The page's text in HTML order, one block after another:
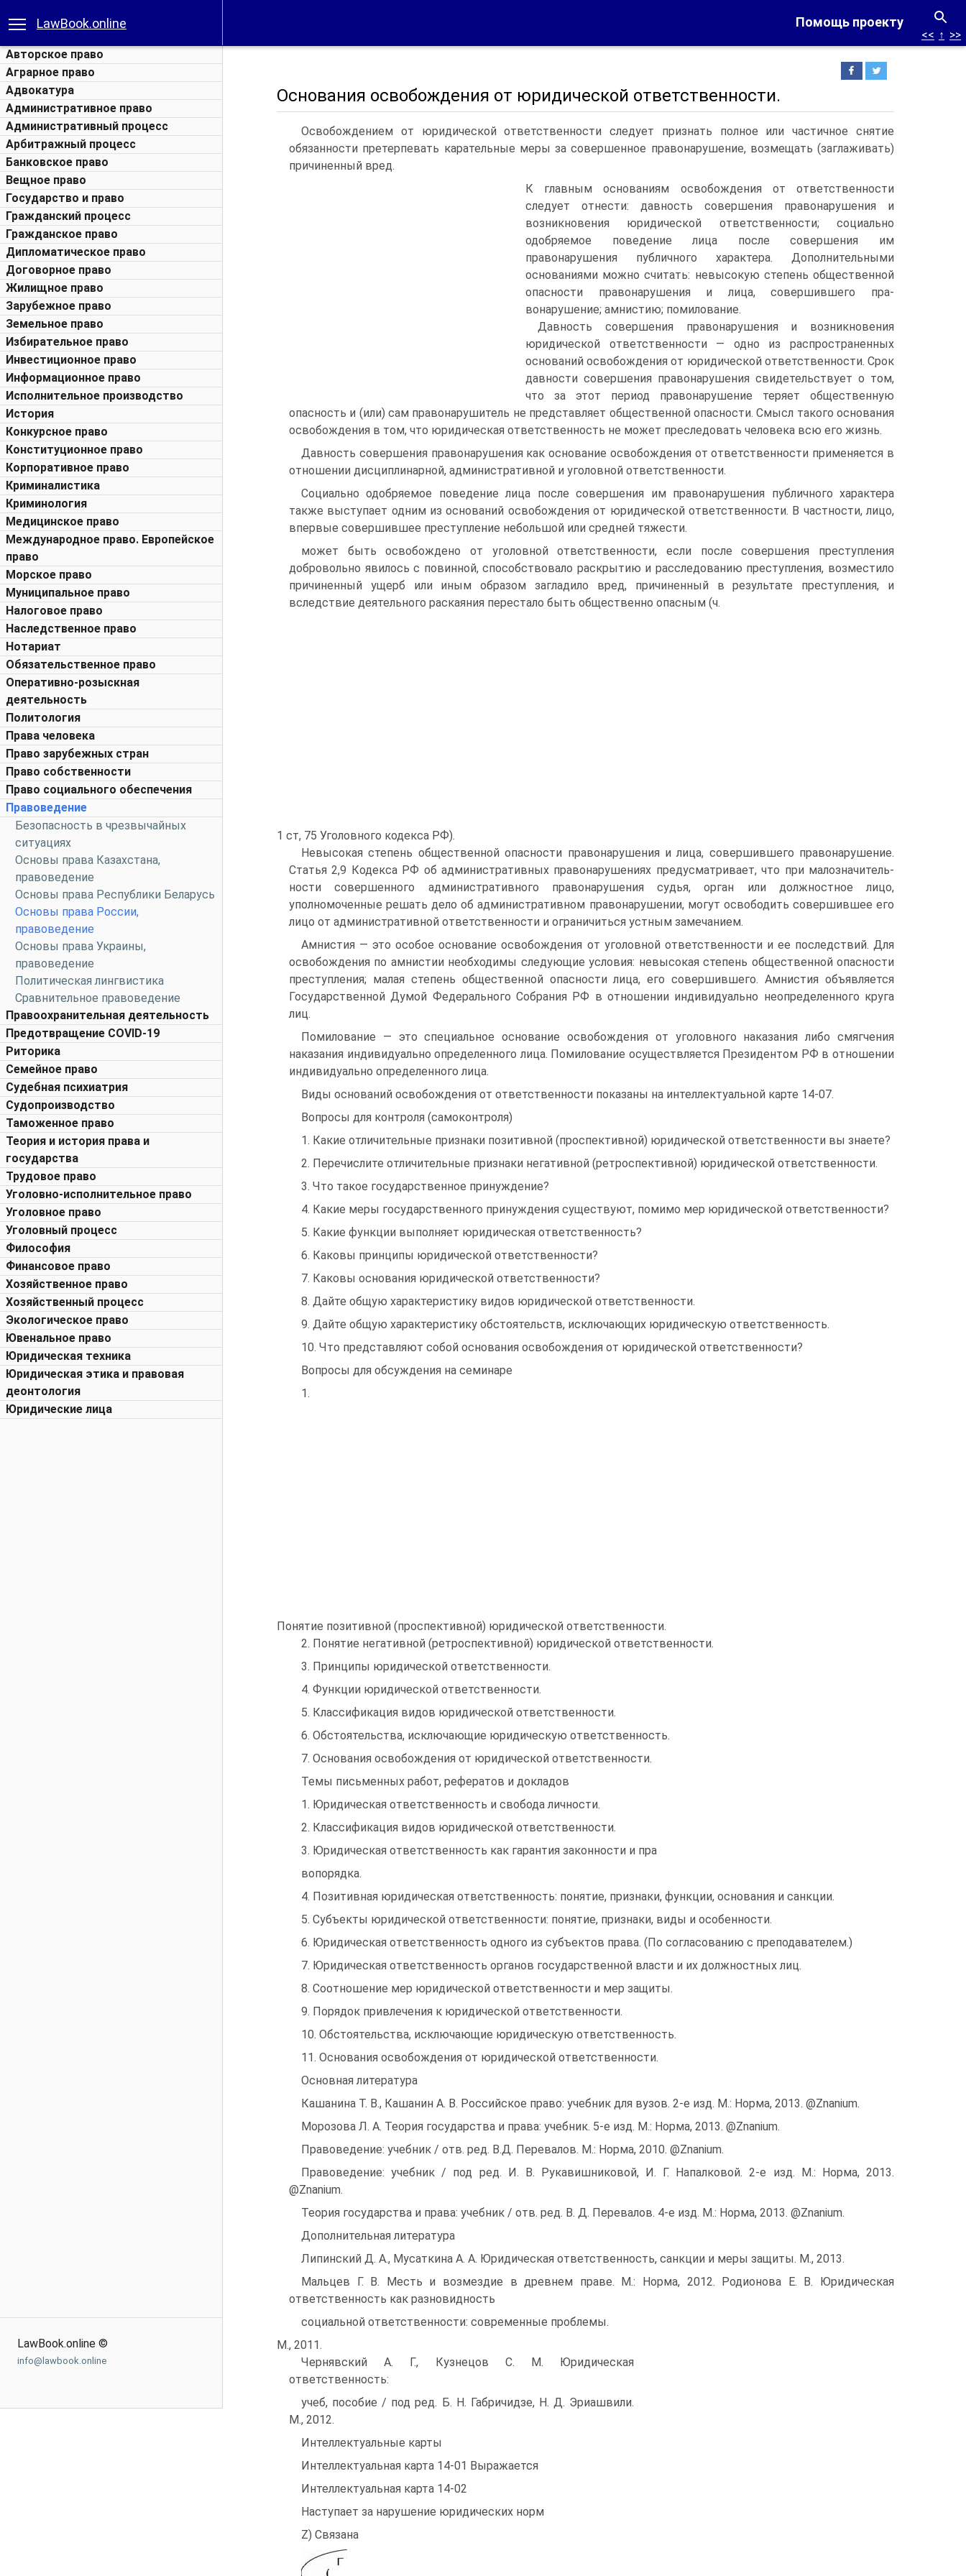
Помощь проекту
LawBook.online
Авторское право
Аграрное право
Адвокатура
Административное право
Административный процесс
Арбитражный процесс
Банковское право
Вещное право
Государство и право
Гражданский процесс
Гражданское право
Дипломатическое право
Договорное право
Жилищное право
Зарубежное право
Земельное право
Избирательное право
Инвестиционное право
Информационное право
Исполнительное производство
История
Конкурсное право
Конституционное право
Корпоративное право
Криминалистика
Криминология
Медицинское право
Международное право. Европейское
право
Морское право
Муниципальное право
Налоговое право
Наследственное право
Нотариат
Обязательственное право
Оперативно-розыскная
деятельность
Политология
Права человека
Право зарубежных стран
Право собственности
Право социального обеспечения
Правоведение
Безопасность в чрезвычайных
ситуациях
Основы права Казахстана,
правоведение
Основы права Республики Беларусь
Основы права России,
правоведение
Основы права Украины,
правоведение
Политическая лингвистика
Сравнительное правоведение
Правоохранительная деятельность
Предотвращение COVID-19
Риторика
Семейное право
Судебная психиатрия
Судопроизводство
Таможенное право
Теория и история права и
государства
Трудовое право
Уголовно-исполнительное право
Уголовное право
Уголовный процесс
Философия
Финансовое право
Хозяйственное право
Хозяйственный процесс
Экологическое право
Ювенальное право
Юридическая техника
Юридическая этика и правовая
деонтология
Юридические лица
LawBook.online ©
info@lawbook.online
<< ↑ >>
Основания освобождения от юридической ответственности.
Осво­бождением от юридической ответственности следует признать полное или частичное снятие
обязанности претерпевать карательные меры за совершенное правонарушение, возмещать (заглаживать)
причинен­ный вред.
К главным основаниям освобождения от ответственности
следует отнести: давность совершения правонарушения и
возникнове­ния юридической ответственности; социально
одобряемое поведение лица после совершения им
правонарушения публичного характера. Дополнительными
основаниями можно считать: невысокую степень общественной
опасности правонарушения и лица, совершившего пра­
вонарушение; амнистию; помилование.
Давность совершения правонарушения и возникновения
юридической ответственности — одно из распространенных
оснований освобож­дения от юридической ответственности. Срок
давности совершения правонарушения свидетельствует о том,
что за этот период правона­рушение теряет общественную
опасность и (или) сам правонаруши­тель не представляет общественной опасности. Смысл такого основа­ния
освобождения в том, что юридическая ответственность не может преследовать человека всю его жизнь.
Давность совершения правонарушения как основание освобожде­ния от ответственности применяется в
отношении дисциплинарной, административной и уголовной ответственности.
Социально одобряемое поведение лица после совершения им правонару­шения публичного характера
также выступает одним из оснований ос­вобождения от юридической ответственности. В частности, лицо,
впервые совершившее преступление небольшой или средней тяжести.
может быть освобождено от уголовной ответственности, если после совершения преступления
добровольно явилось с повинной, способ­ствовало раскрытию и расследованию преступления, возместило
при­чиненный ущерб или иным образом загладило вред, причиненный в результате преступления, и
вследствие деятельного раскаяния пере­стало быть общественно опасным (ч.
1 ст, 75 Уголовного кодекса РФ).
Невысокая степень общественной опасности правонарушения и лица, совершившего правонарушение.
Статья 2,9 Кодекса РФ об администра­тивных правонарушениях предусматривает, что при малозначитель­
ности совершенного административного правонарушения судья, ор­ган или должностное лицо,
уполномоченные решать дело об админи­стративном правонарушении, могут освободить совершившее его
лицо от административной ответственности и ограничиться устным замечанием.
Амнистия — это особое основание освобождения от уголовной от­ветственности и ее последствий. Для
освобождения по амнистии не­обходимы следующие условия: невысокая степень общественной опасности
преступления; малая степень общественной опасности ли­ца, его совершившего. Амнистия объявляется
Государственной Ду­мой Федерального Собрания РФ в отношении индивидуально неоп­ределенного круга
лиц.
Помилование — это специальное основание освобождения от уго­ловного наказания либо смягчения
наказания индивидуально опреде­ленного лица. Помилование осуществляется Президентом РФ в отно­шении
индивидуально определенного лица.
Виды оснований освобождения от ответственности показаны на интеллектуальной карте 14-07.
Вопросы для контроля (самоконтроля)
1. Какие отличительные признаки позитивной (проспективной) юридической ответственности вы знаете?
2. Перечислите отличительные признаки негативной (ретроспек­тивной) юридической ответственности.
3. Что такое государственное принуждение?
4. Какие меры государственного принуждения существуют, поми­мо мер юридической ответственности?
5. Какие функции выполняет юридическая ответственность?
6. Каковы принципы юридической ответственности?
7. Каковы основания юридической ответственности?
8. Дайте общую характеристику видов юридической ответственно­сти.
9. Дайте общую характеристику обстоятельств, исключающих юридическую ответственность.
10. Что представляют собой основания освобождения от юридиче­ской ответственности?
Вопросы для обсуждения на семинаре
1.
Понятие позитивной (проспективной) юридической ответст­венности.
2. Понятие негативной (ретроспективной) юридической ответст­венности.
3. Принципы юридической ответственности.
4. Функции юридической ответственности.
5. Классификация видов юридической ответственности.
6. Обстоятельства, исключающие юридическую ответственность.
7. Основания освобождения от юридической ответственности.
Темы письменных работ, рефератов и докладов
1. Юридическая ответственность и свобода личности.
2. Классификация видов юридической ответственности.
3. Юридическая ответственность как гарантия законности и пра­
вопорядка.
4. Позитивная юридическая ответственность: понятие, признаки, функции, основания и санкции.
5. Субъекты юридической ответственности: понятие, признаки, виды и особенности.
6. Юридическая ответственность одного из субъектов права. (По согласованию с преподавателем.)
7. Юридическая ответственность органов государственной власти и их должностных лиц.
8. Соотношение мер юридической ответственности и мер защиты.
9. Порядок привлечения к юридической ответственности.
10. Обстоятельства, исключающие юридическую ответственность.
11. Основания освобождения от юридической ответственности.
Основная литература
Кашанина Т. В., Кашанин А. В. Российское право: учебник для ву­зов. 2-e изд. М.: Норма, 2013. @Znanium.
Морозова Л. А. Теория государства и права: учебник. 5-e изд. М.: Норма, 2013. @Znanium.
Правоведение: учебник / отв. ред. В.Д. Перевалов. М.: Норма, 2010. @Znanium.
Правоведение: учебник / под ред. И. В. Рукавишниковой, И. Г. На­палковой. 2-е изд. М.: Норма, 2013.
@Znanium.
Теория государства и права: учебник / отв. ред. В. Д. Перевалов. 4-е изд. М.: Норма, 2013. @Znanium.
Дополнительная литература
Липинский Д. А., Мусаткина А. А. Юридическая ответственность, санкции и меры защиты. М., 2013.
Мальцев Г. В. Месть и возмездие в древнем праве. М.: Норма, 2012. Родионова Е. В. Юридическая
ответственность как разновидность
социальной ответственности: современные проблемы.
М., 2011.
Чернявский А. Г., Кузнецов С. М. Юридическая
ответственность:
учеб, пособие / под ред. Б. Н. Габричидзе, Н. Д. Эриашвили.
М., 2012.
Интеллектуальные карты
Интеллектуальная карта 14-01 Выражается
Интеллектуальная карта 14-02
Наступает за нарушение юридических норм
Z) Связана